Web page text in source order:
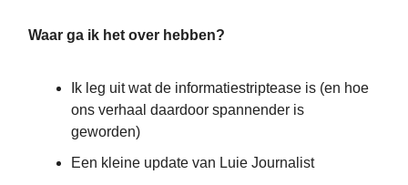
Waar ga ik het over hebben?
Ik leg uit wat de informatiestriptease is (en hoe
ons verhaal daardoor spannender is
geworden)
Een kleine update van Luie Journalist